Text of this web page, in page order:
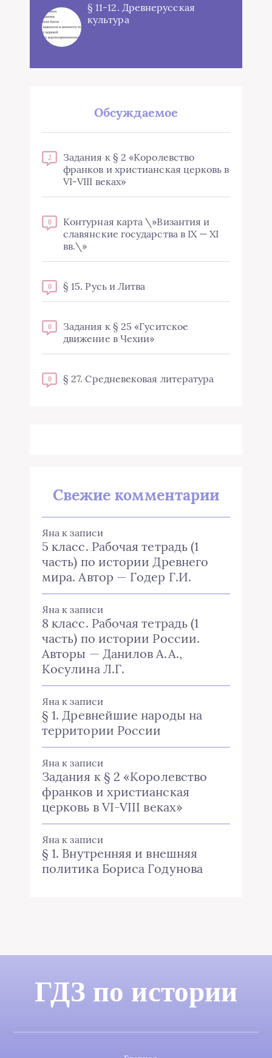
§ 11-12. Древнерусская
культура
Обсуждаемое
2
Задания к § 2 «Королевство
франков и христианская церковь в
VI-VIII веках»
0
Контурная карта \»Византия и
славянские государства в IX — XI
вв.\»
0 § 15. Русь и Литва
0
Задания к § 25 «Гуситское
движение в Чехии»
0 § 27. Средневековая литература
Свежие комментарии
Яна к записи
5 класс. Рабочая тетрадь (1
часть) по истории Древнего
мира. Автор — Годер Г.И.
Яна к записи
8 класс. Рабочая тетрадь (1
часть) по истории России.
Авторы — Данилов А.А.,
Косулина Л.Г.
Яна к записи
§ 1. Древнейшие народы на
территории России
Яна к записи
Задания к § 2 «Королевство
франков и христианская
церковь в VI-VIII веках»
Яна к записи
§ 1. Внутренняя и внешняя
политика Бориса Годунова
ГДЗ по истории